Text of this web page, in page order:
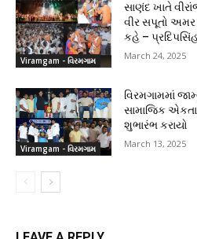
Viramgam - વિરમગામ
સાણંદ ખાતે
વીર સપૂતો અમર
કહે –
March 24, 2025
Viramgam - વિરમગામ
વિરમગામમાં
સામાજિક એકતા
શુભારંભ કરાયો
March 13, 2025